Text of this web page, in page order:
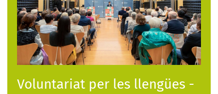
Voluntariat per les llengües -